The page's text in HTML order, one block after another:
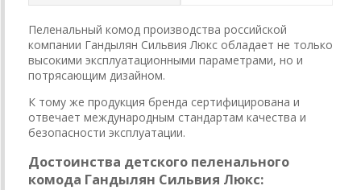
Пеленальный комод производства российской
компании Гандылян Сильвия Люкс обладает не только
высокими эксплуатационными параметрами, но и
потрясающим дизайном.
К тому же продукция бренда сертифицирована и
отвечает международным стандартам качества и
безопасности эксплуатации.
Достоинства детского пеленального
комода Гандылян Сильвия Люкс: